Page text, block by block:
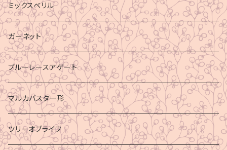
ミックスベリル
ガーネット
ブルーレースアゲート
マルカバスター形
ツリーオブライフ